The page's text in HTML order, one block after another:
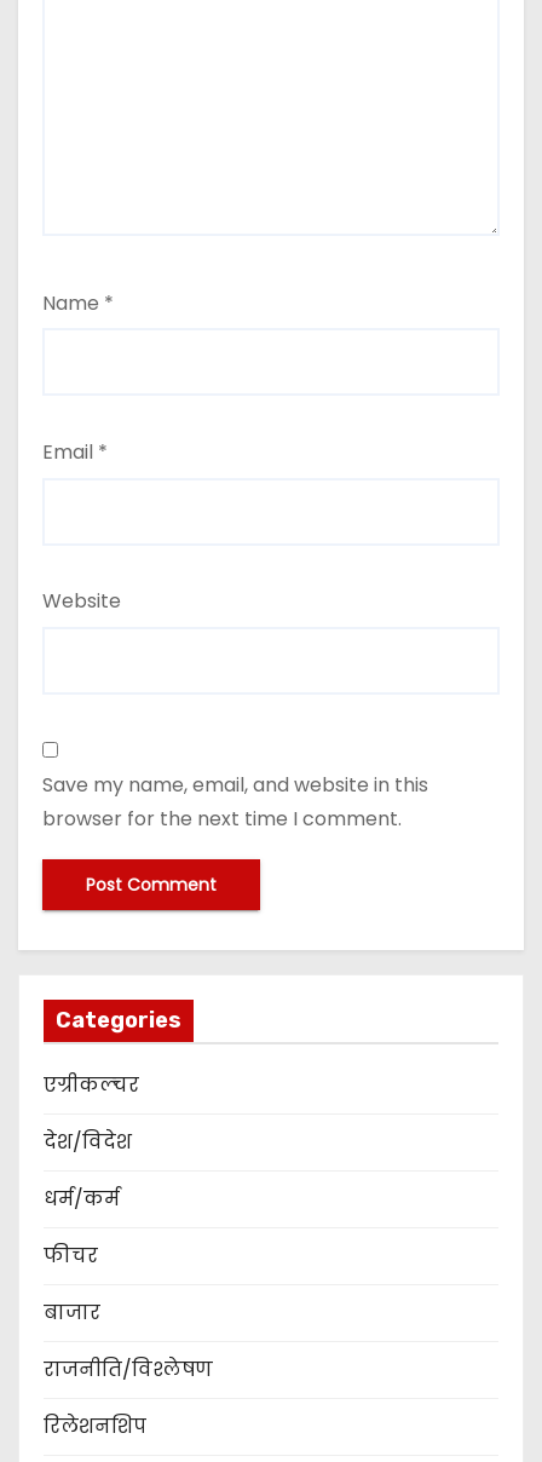
Name *
Email *
Website
Save my name, email, and website in this
browser for the next time I comment.
Categories
एग्रीकल्चर
देश/विदेश
धर्म/कर्म
फीचर
बाजार
राजनीति/विश्लेषण
रिलेशनशिप